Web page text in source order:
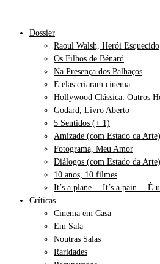
Dossier
Raoul Walsh, Herói Esquecido
Os Filhos de Bénard
Na Presença dos Palhaços
E elas criaram cinema
Hollywood Clássica: Outros
Godard, Livro Aberto
5 Sentidos (+ 1)
Amizade (com Estado da Arte)
Fotograma, Meu Amor
Diálogos (com Estado da Arte)
10 anos, 10 filmes
It’s a plane… It’s a pain… É
Críticas
Cinema em Casa
Em Sala
Noutras Salas
Raridades